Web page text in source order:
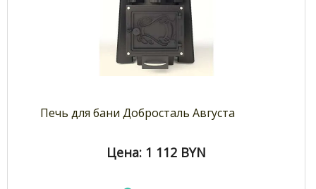
Печь для бани Добросталь Августа
Цена: 1 112 BYN